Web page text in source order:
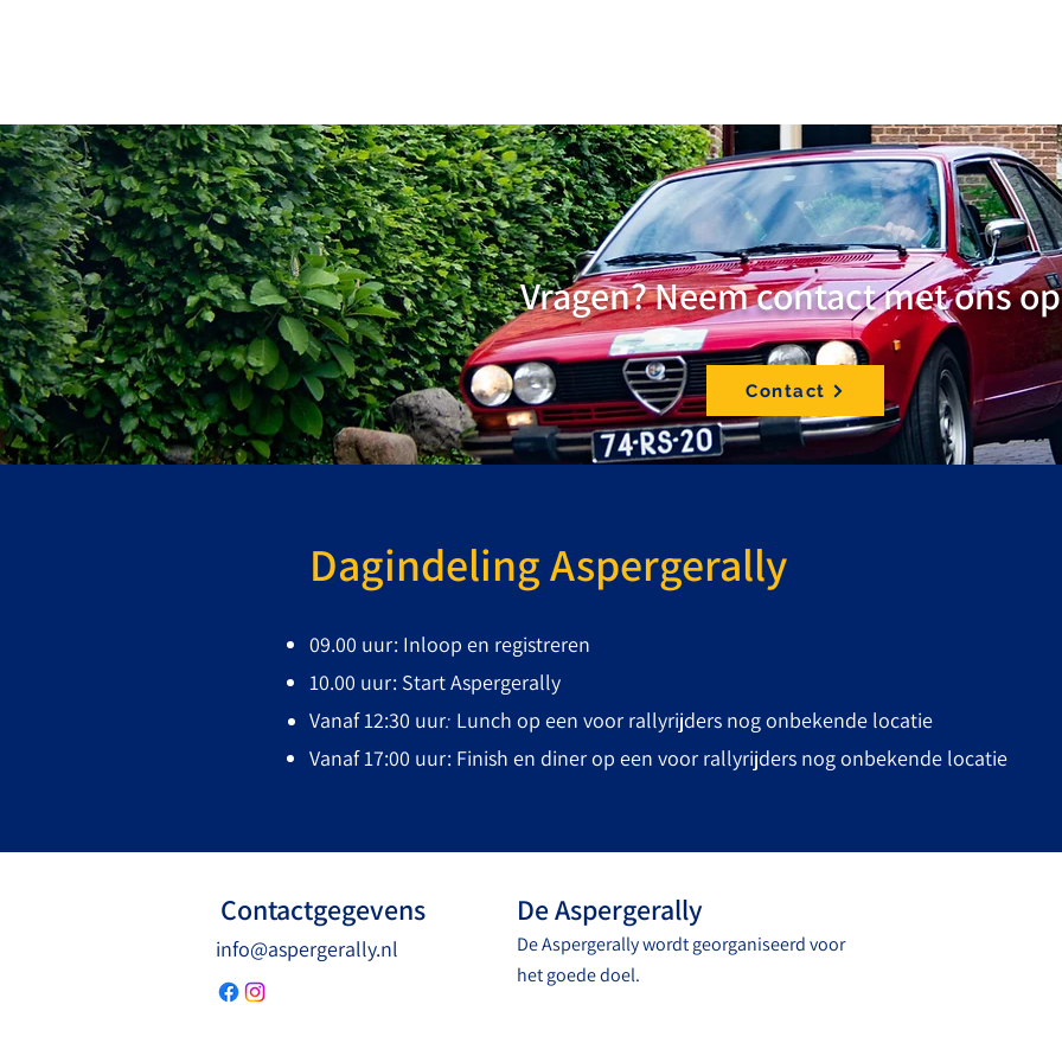
Vragen? Neem contact met ons
Contact
Dagindeling Aspergerally
09.00 uur: Inloop en registreren
10.00 uur: Start Aspergerally
Vanaf 12:30 uur: Lunch op een voor rallyrijders nog onbekende locatie
Vanaf 17:00 uur: Finish en diner op een voor rallyrijders nog onbekende locatie
Contactgegevens
info@aspergerally.nl
De Aspergerally
De Aspergerally wordt georganiseerd voor
het goede doel.